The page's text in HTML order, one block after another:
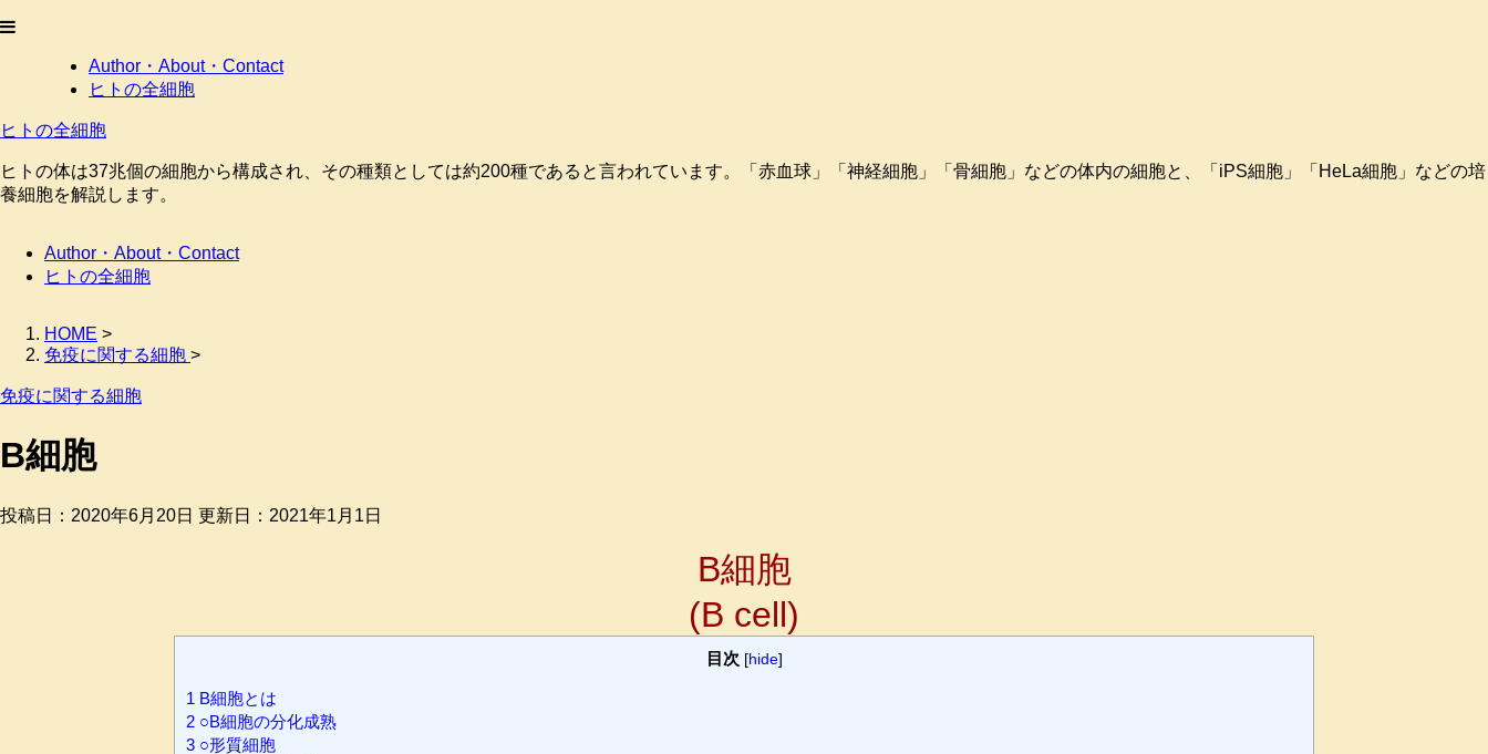
Author・About・Contact
ヒトの全細胞
ヒトの全細胞
ヒトの体は37兆個の細胞から構成され、その種類としては約200種であると言われています。「赤血球」「神経細胞」「骨細胞」などの体内の細胞と、「iPS細胞」「HeLa細胞」などの培
養細胞を解説します。
Author・About・Contact
ヒトの全細胞
HOME >
免疫に関する細胞 >
免疫に関する細胞
B細胞
投稿日：2020年6月20日 更新日： 2021年1月1日
B細胞
(B cell)
目次 [hide]
1 B細胞とは
2 ○B細胞の分化成熟
3 ○形質細胞